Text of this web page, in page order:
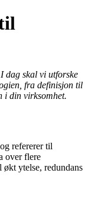
dag skal vi utforske
fra definisjon til
i din virksomhet.
refererer til
over flere
ytelse, redundans